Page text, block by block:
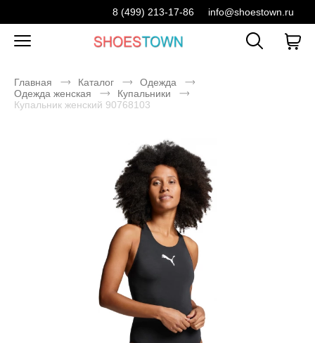
8 (499) 213-17-86 info@shoestown.ru
Главная Каталог
Одежда
Одежда женская
Купальники
Купальник женский 90768103